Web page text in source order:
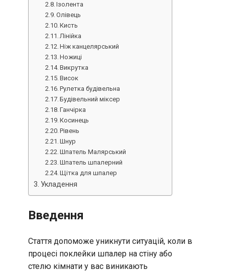
Ізолента
Олівець
Кисть
Лінійка
Ніж канцелярський
Ножиці
Викрутка
Висок
Рулетка будівельна
Будівельний міксер
Ганчірка
Косинець
Рівень
Шнур
Шпатель Малярський
Шпатель шпалерний
Щітка для шпалер
Укладення
Введення
Стаття допоможе уникнути ситуацій, коли в
процесі поклейки шпалер на стіну або
стелю кімнати у вас виникають